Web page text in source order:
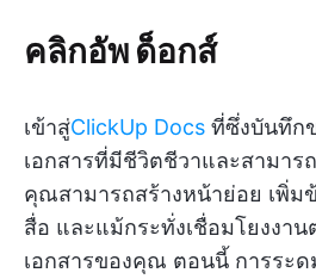
คลิกอัพ ด็อกส์
เข้าสู่ClickUp Docs ที่ซึ่งบันทึก
เอกสารที่มีชีวิตชีวาและสามาร
คุณสามารถสร้างหน้าย่อย เพิ่
สื่อ และแม้กระทั่งเชื่อมโยงงาน
เอกสารของคุณ ตอนนี้ การระ